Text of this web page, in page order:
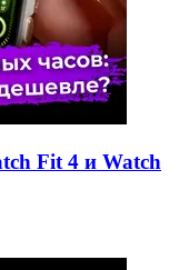
Fit 4 и Watch